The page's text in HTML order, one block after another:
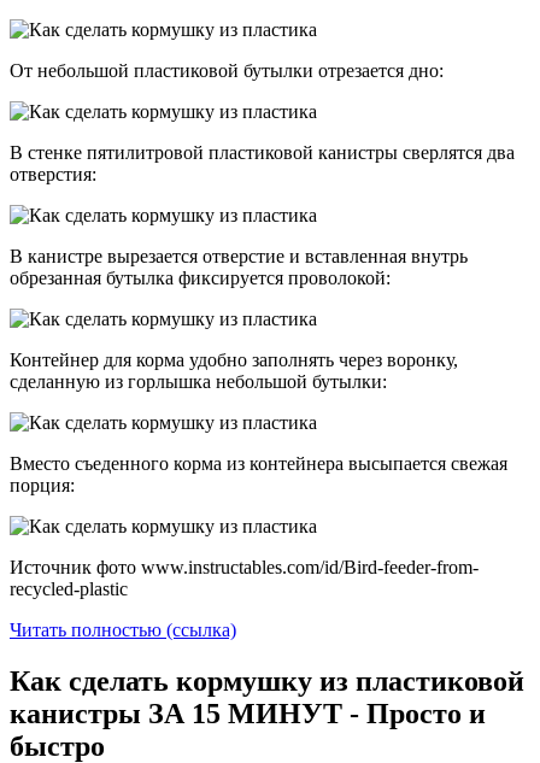
От небольшой пластиковой бутылки отрезается дно:
В стенке пятилитровой пластиковой канистры сверлятся два
отверстия:
В канистре вырезается отверстие и вставленная внутрь
обрезанная бутылка фиксируется проволокой:
Контейнер для корма удобно заполнять через воронку,
сделанную из горлышка небольшой бутылки:
Вместо съеденного корма из контейнера высыпается свежая
порция:
Источник фото www.instructables.com/id/Bird-feeder-from-
recycled-plastic
Читать полностью (ссылка)
Как сделать кормушку из пластиковой
канистры ЗА 15 МИНУТ - Просто и
быстро